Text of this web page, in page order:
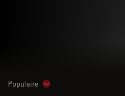
Populaire Show subnavigation